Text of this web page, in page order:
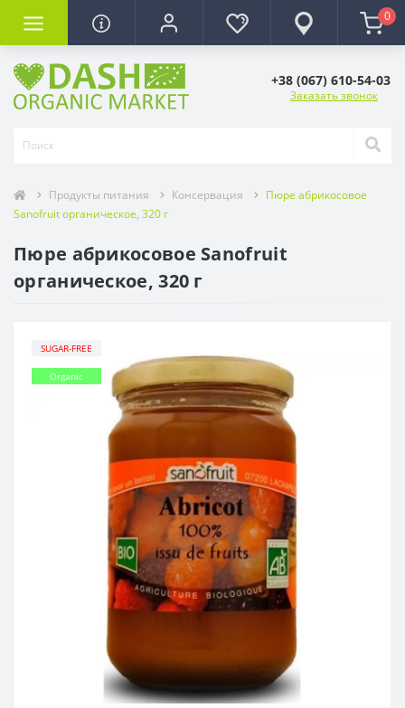
0
+38 (067) 610-54-03
Заказать звонок
Продукты питания Консервация
Пюре абрикосовое
Sanofruit органическое, 320 г
Пюре абрикосовое Sanofruit
органическое, 320 г
SUGAR-FREE
Organic